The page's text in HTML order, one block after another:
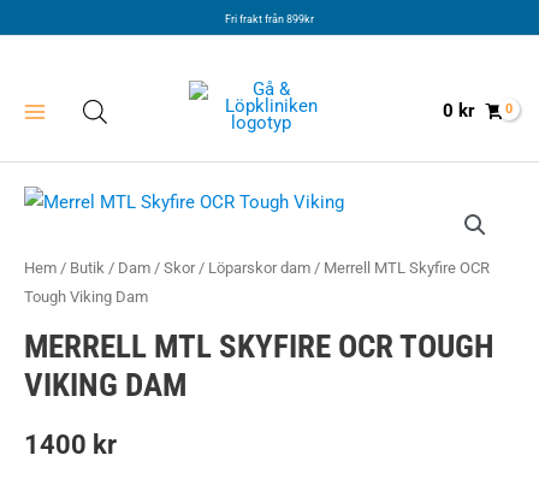
Fri frakt från 899kr
0 kr
Hem / Butik / Dam / Skor/ Löparskor dam / Merrell MTL Skyfire OCR
Tough Viking Dam
MERRELL MTL SKYFIRE OCR TOUGH
VIKING DAM
1400 kr